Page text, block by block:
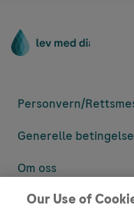
Personvern/
Generelle
Om oss
Denne nettsiden inneholder
Our Use of